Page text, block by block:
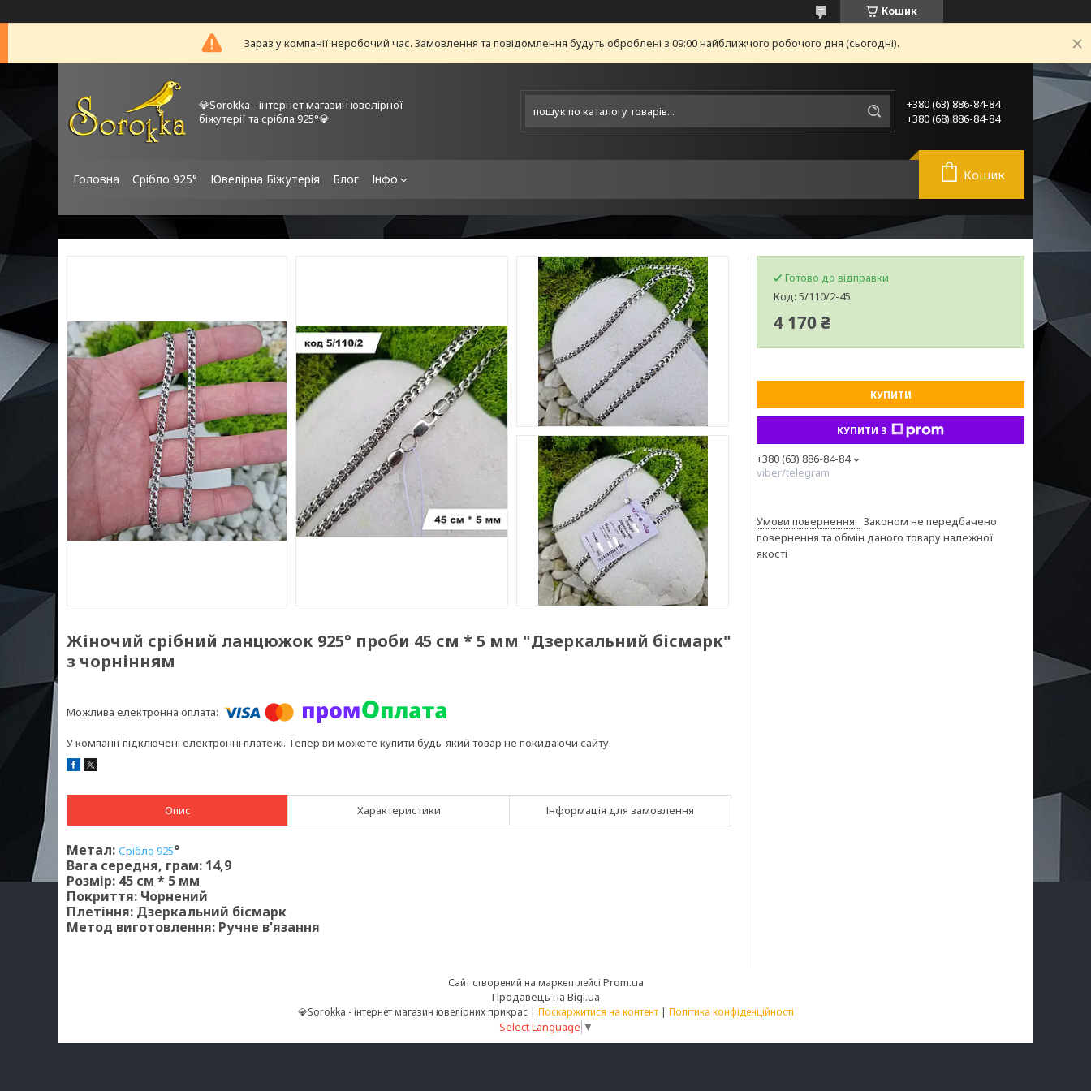
Кошик
Зараз у компанії неробочий час. Замовлення та повідомлення будуть оброблені з 09:00 найближчого робочого дня (сьогодні).
💎Sorokka - інтернет магазин ювелірної
біжутерії та срібла 925°💎
+380 (63) 886-84-84
+380 (68) 886-84-84
Головна Срібло 925° Ювелірна Біжутерія Блог Інфо Кошик
Жіночий срібний ланцюжок 925° проби 45 см * 5 мм "Дзеркальний бісмарк"
з чорнінням
У компанії підключені електронні платежі. Тепер ви можете купити будь-який товар не покидаючи сайту.
Опис Характеристики Інформація для замовлення
Метал: Срібло 925°
Вага середня, грам: 14,9
Розмір: 45 см * 5 мм
Покриття: Чорнений
Плетіння: Дзеркальний бісмарк
Метод виготовлення: Ручне в'язання
Готово до відправки
Код: 5/110/2-45
4 170 ₴
КУПИТИ
КУПИТИ З
+380 (63) 886-84-84
viber/telegram
Законом не передбачено
повернення та обмін даного товару належної
якості
Сайт створений на маркетплейсі Prom.ua
Продавець на Bigl.ua
💎Sorokka - інтернет магазин ювелірних прикрас | Поскаржитися на контент | Політика конфіденційності
Select Language ▼